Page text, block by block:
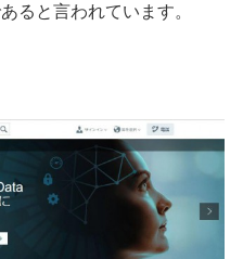
ると言われています。